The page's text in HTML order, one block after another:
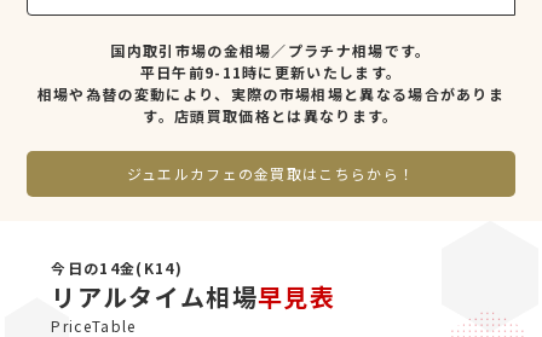
国内取引市場の金相場／プラチナ相場です。
平日午前9-11時に更新いたします。
相場や為替の変動により、実際の市場相場と異なる場合がありま
す。店頭買取価格とは異なります。
ジュエルカフェの金買取はこちらから！
今日の14金(K14)
リアルタイム相場早見表
PriceTable